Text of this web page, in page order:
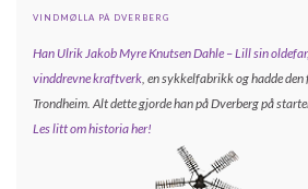
VINDMØLLA PÅ DVERBERG
Han Ulrik Jakob Myre Knutsen Dahle – Lill sin
vinddrevne kraftverk, en sykkelfabrikk og hadde
Trondheim. Alt dette gjorde han på Dverberg på
Les litt om historia her!